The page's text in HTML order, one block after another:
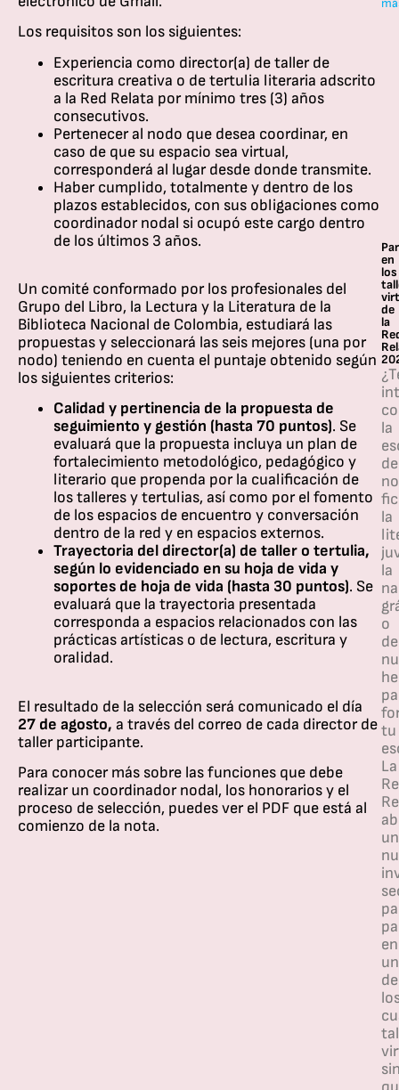
Los requisitos son los siguientes:
Experiencia como director(a) de taller de
escritura creativa o de tertulia literaria adscrito
a la Red Relata por mínimo tres (3) años
consecutivos.
Pertenecer al nodo que desea coordinar, en
caso de que su espacio sea virtual,
corresponderá al lugar desde donde transmite.
Haber cumplido, totalmente y dentro de los
plazos establecidos, con sus obligaciones como
coordinador nodal si ocupó este cargo dentro
de los últimos 3 años.
Un comité conformado por los profesionales del
Grupo del Libro, la Lectura y la Literatura de la
Biblioteca Nacional de Colombia, estudiará las
propuestas y seleccionará las seis mejores (una por
nodo) teniendo en cuenta el puntaje obtenido según
los siguientes criterios:
Calidad y pertinencia de la propuesta de
seguimiento y gestión (hasta 70 puntos). Se
evaluará que la propuesta incluya un plan de
fortalecimiento metodológico, pedagógico y
literario que propenda por la cualificación de
los talleres y tertulias, así como por el fomento
de los espacios de encuentro y conversación
dentro de la red y en espacios externos.
Trayectoria del director(a) de taller o tertulia,
según lo evidenciado en su hoja de vida y
soportes de hoja de vida (hasta 30 puntos). Se
evaluará que la trayectoria presentada
corresponda a espacios relacionados con las
prácticas artísticas o de lectura, escritura y
oralidad.
El resultado de la selección será comunicado el día
27 de agosto, a través del correo de cada director de
taller participante.
Para conocer más sobre las funciones que debe
realizar un coordinador nodal, los honorarios y el
proceso de selección, puedes ver el PDF que está al
comienzo de la nota.
en
los
de
la
la
de
no
la
la
o
tu
La
en
de